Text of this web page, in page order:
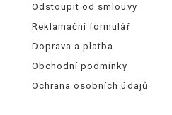
Odstoupit od smlouvy
Reklamační formulář
Doprava a platba
Obchodní podmínky
Ochrana osobních údajů